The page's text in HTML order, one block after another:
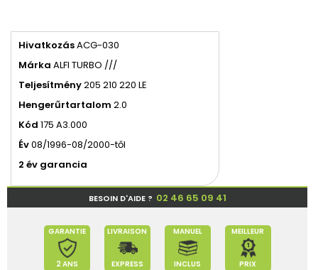
HivatkozásACG-030
Márka ALFI TURBO ///
Teljesítmény205 210 220 LE
Hengerűrtartalom 2.0
Kód 175 A3.000
Év08/1996-08/2000-től
2 év garancia
BESOIN D'AIDE ? 02 46 65 09 41
GARANTIE
2 ANS
LIVRAISON
EXPRESS
MANUEL
INCLUS
MEILLEUR
PRIX